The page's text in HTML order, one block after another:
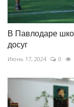
В Павлодаре
досуг
Июнь 17, 2024 0